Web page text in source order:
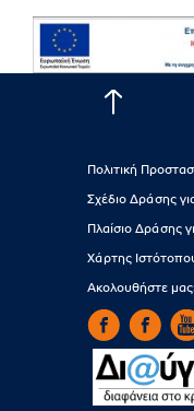
Πολιτική
Σχέδιο Δράσης
Πλαίσιο Δράσης
Χάρτης
Ακολουθήστε